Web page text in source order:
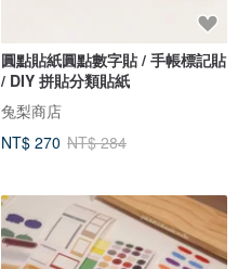
圓點貼紙圓點數字貼 / 手帳標記貼
/ DIY 拼貼分類貼紙
兔梨商店
NT$ 270 NT$ 284